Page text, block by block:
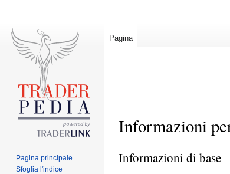
Informazioni
Jump
to
Jump
to
Informazioni di base
Pagina
Pagina principale
Sfoglia l'indice